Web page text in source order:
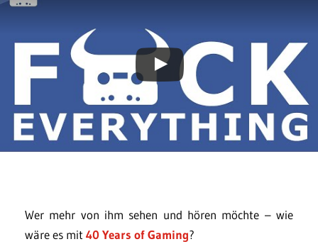
Wer mehr von ihm sehen und hören möchte – wie
wäre es mit 40 Years of Gaming?